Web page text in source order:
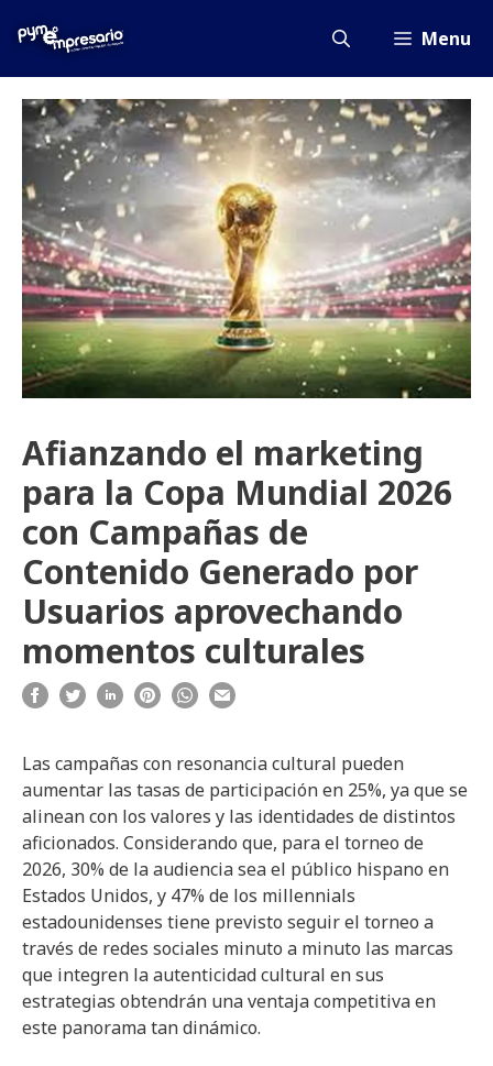
Menu
Afianzando el marketing
para la Copa Mundial 2026
con Campañas de
Contenido Generado por
Usuarios aprovechando
momentos culturales
Las campañas con resonancia cultural pueden
aumentar las tasas de participación en 25%, ya que se
alinean con los valores y las identidades de distintos
aficionados. Considerando que, para el torneo de
2026, 30% de la audiencia sea el público hispano en
Estados Unidos, y 47% de los millennials
estadounidenses tiene previsto seguir el torneo a
través de redes sociales minuto a minuto las marcas
que integren la autenticidad cultural en sus
estrategias obtendrán una ventaja competitiva en
este panorama tan dinámico.